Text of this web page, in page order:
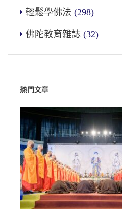
輕鬆學佛法 (298)
佛陀教育雜誌 (32)
熱門文章